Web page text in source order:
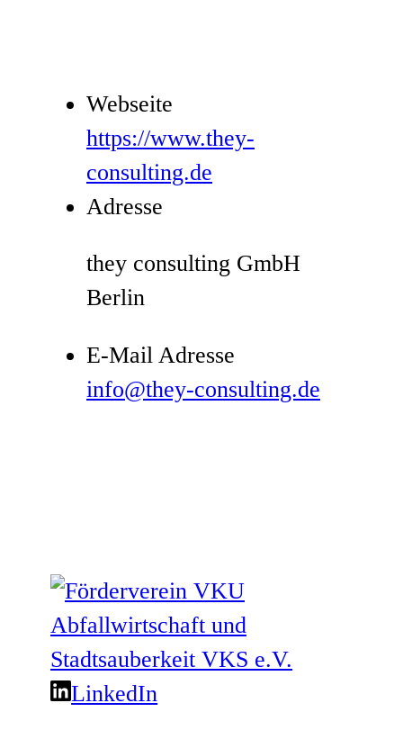
Webseite
https://www.they-
consulting.de
Adresse
they consulting GmbH
Berlin
E-Mail Adresse
info@they-consulting.de
LinkedIn